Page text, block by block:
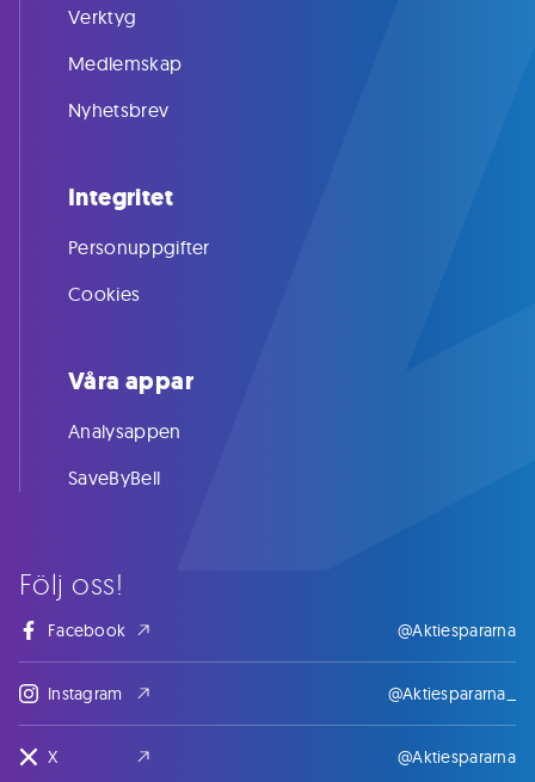
Följ oss!
Facebook @Aktiespararna
Instagram @Aktiespararna_
X @Aktiespararna
Verktyg
Medlemskap
Nyhetsbrev
Integritet
Personuppgifter
Cookies
Våra appar
Analysappen
SaveByBell